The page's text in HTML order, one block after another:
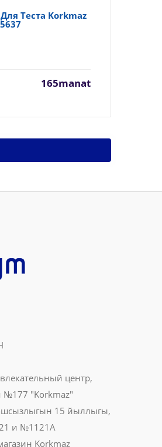
Теста Korkmaz
165manat
центр,
№177 "Korkmaz"
15 йыллыгы,
и №1121A
Korkmaz